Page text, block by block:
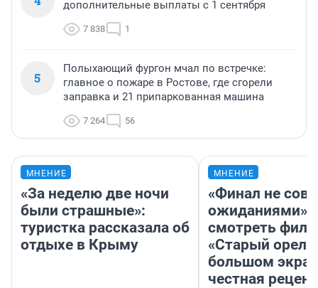
дополнительные выплаты с 1 сентября
7 838 1
5
Полыхающий фургон мчал по встречке:
главное о пожаре в Ростове, где сгорели
заправка и 21 припаркованная машина
7 264 56
МНЕНИЕ
«За неделю две ночи
были страшные»:
туристка рассказала об
отдыхе в Крыму
МНЕНИЕ
«Финал не
ожиданиями»:
смотреть
«Старый орел»
большом
честная